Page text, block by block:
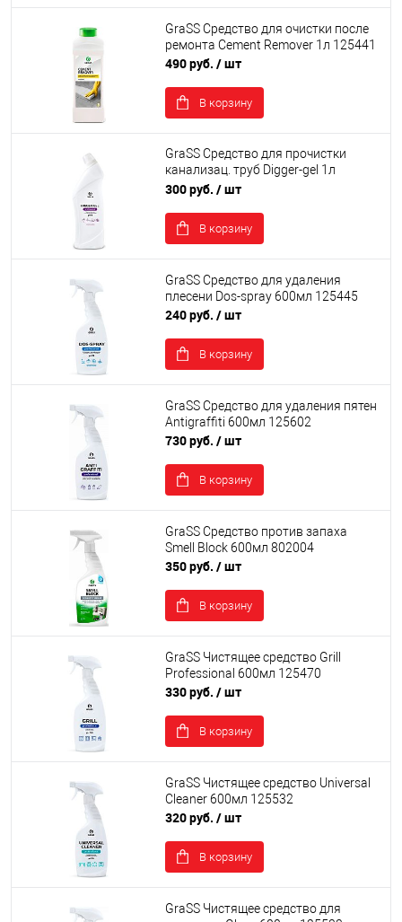
GraSS Средство для очистки после
ремонта Cement Remover 1л 125441
490 руб. / шт
В корзину
GraSS Средство для прочистки
канализац. труб Digger-gel 1л
125569
300 руб. / шт
В корзину
GraSS Средство для удаления
плесени Dos-spray 600мл 125445
240 руб. / шт
В корзину
GraSS Средство для удаления пятен
Antigraffiti 600мл 125602
730 руб. / шт
В корзину
GraSS Средство против запаха
Smell Block 600мл 802004
350 руб. / шт
В корзину
GraSS Чистящее средство Grill
Professional 600мл 125470
330 руб. / шт
В корзину
GraSS Чистящее средство Universal
Cleaner 600мл 125532
320 руб. / шт
В корзину
GraSS Чистящее средство для